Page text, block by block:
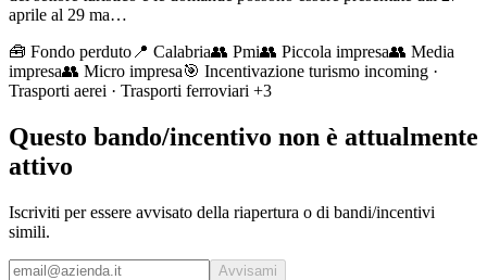
aprile al 29 ma…
🧰 Fondo perduto 📍 Calabria👥 Pmi👥 Piccola impresa👥 Media
impresa👥 Micro impresa🎯 Incentivazione turismo incoming ·
Trasporti aerei · Trasporti ferroviari +3
Questo bando/incentivo non è attualmente
attivo
Iscriviti per essere avvisato della riapertura o di bandi/incentivi
simili.
Avvisami